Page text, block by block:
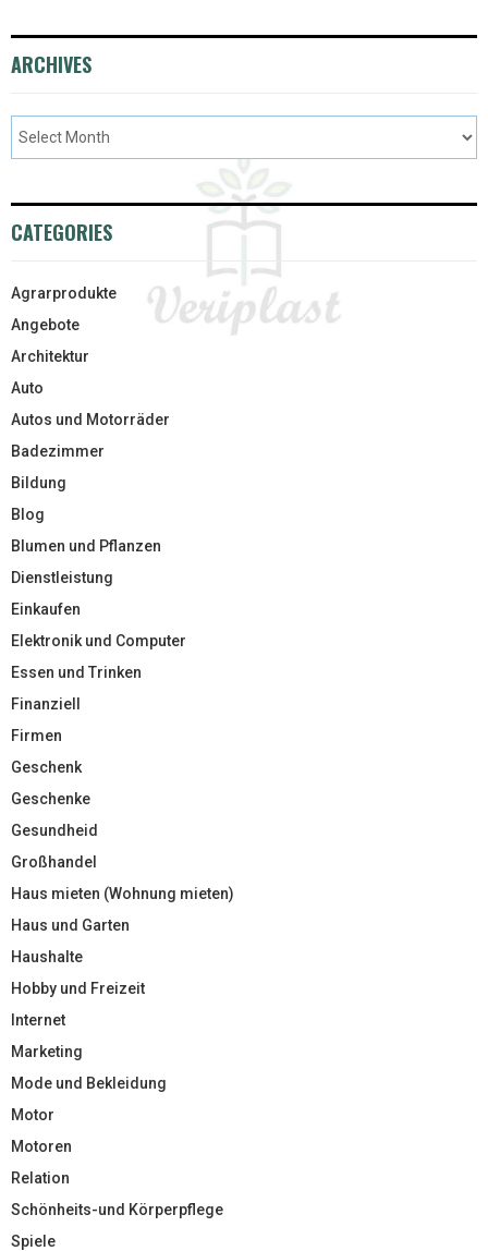
ARCHIVES
CATEGORIES
Agrarprodukte
Angebote
Architektur
Auto
Autos und Motorräder
Badezimmer
Bildung
Blog
Blumen und Pflanzen
Dienstleistung
Einkaufen
Elektronik und Computer
Essen und Trinken
Finanziell
Firmen
Geschenk
Geschenke
Gesundheid
Großhandel
Haus mieten (Wohnung mieten)
Haus und Garten
Haushalte
Hobby und Freizeit
Internet
Marketing
Mode und Bekleidung
Motor
Motoren
Relation
Schönheits-und Körperpflege
Spiele